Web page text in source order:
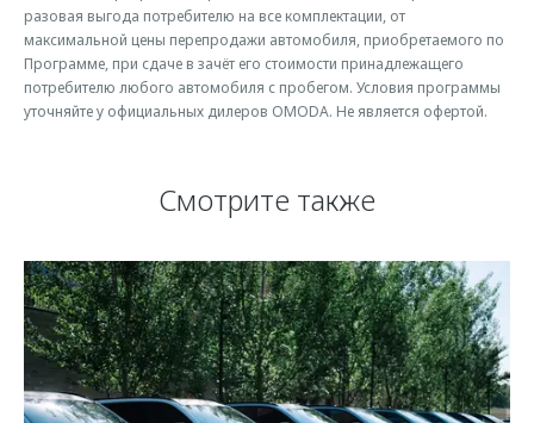
разовая выгода потребителю на все комплектации, от
максимальной цены перепродажи автомобиля, приобретаемого по
Программе, при сдаче в зачёт его стоимости принадлежащего
потребителю любого автомобиля с пробегом. Условия программы
уточняйте у официальных дилеров OMODA. Не является офертой.
Смотрите также